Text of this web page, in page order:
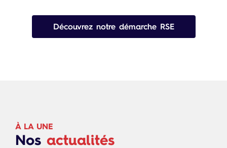
Découvrez notre démarche RSE
À LA UNE
Nos actualités